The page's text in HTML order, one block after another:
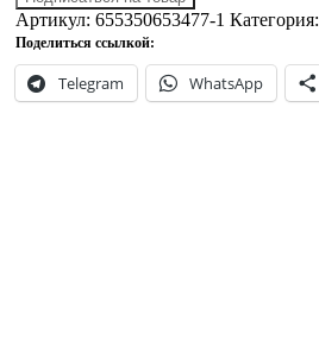
Артикул: 655350653477-1 Категория:
Поделиться ссылкой:
Telegram WhatsApp